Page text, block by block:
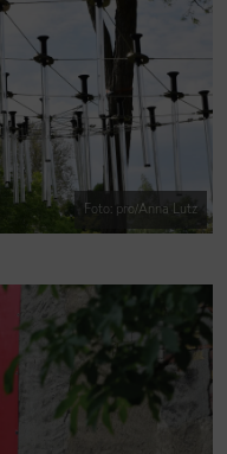
Foto: pro/Anna Lutz